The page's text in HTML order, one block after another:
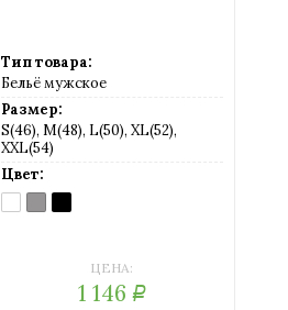
Тип товара:
Бельё мужское
Размер:
S(46), M(48), L(50), XL(52),
XXL(54)
Цвет:
BIANCO
(белый)
GRIGIO
(серый)
NERO
(черный)
ЦЕНА:
1 146Р